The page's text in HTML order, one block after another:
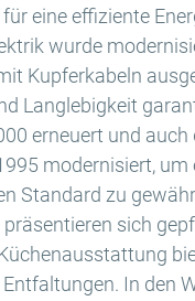
eine effiziente
wurde
Kupferkabeln
Langlebigkeit
erneuert und auch
modernisiert, um
Standard zu
sich
In den